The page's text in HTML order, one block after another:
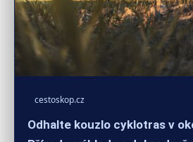
cestoskop.cz
Odhalte kouzlo cyklotras v